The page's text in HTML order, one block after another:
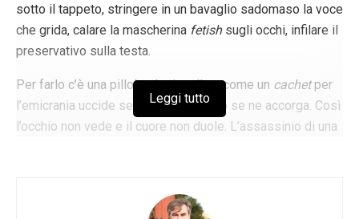
sotto il tappeto, stringere in un bavaglio sadomaso la voce
che grida, calare la mascherina fetishsugli occhi, infilare il
preservativo sulla testa.
Per farlo c’è una pillola, che ingollata come un cachetper
l’emicrania uccide senza che nessuno se ne accorga. Così
l’occhio non vede e il cuore non duole. L’assassinio di una
sciacquone e chi invece dice sarebbe meglio stesse zitto.
Leggi tutto